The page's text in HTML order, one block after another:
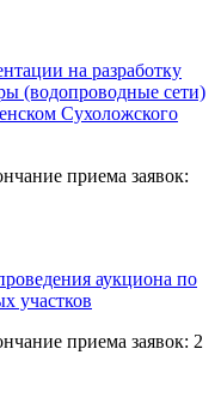
на разработку
(водопроводные сети)
Сухоложского
приема заявок:
аукциона по
участков
приема заявок: 2